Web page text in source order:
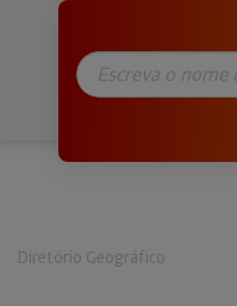
Diretório Geográfico